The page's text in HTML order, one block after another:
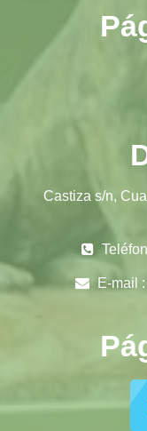
Castiza s/n,
E-mail :